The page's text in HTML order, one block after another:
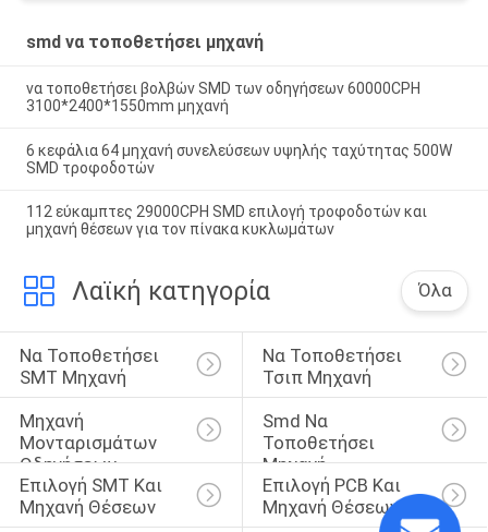
smd να τοποθετήσει μηχανή
να τοποθετήσει βολβών SMD των οδηγήσεων 60000CPH
3100*2400*1550mm μηχανή
6 κεφάλια 64 μηχανή συνελεύσεων υψηλής ταχύτητας 500W
SMD τροφοδοτών
112 εύκαμπτες 29000CPH SMD επιλογή τροφοδοτών και
μηχανή θέσεων για τον πίνακα κυκλωμάτων
Λαϊκή κατηγορία Όλα
Να Τοποθετήσει
SMT Μηχανή
Να Τοποθετήσει
Τσιπ Μηχανή
Μηχανή
Μονταρισμάτων
Οδηγήσεων
Smd Να
Τοποθετήσει
Μηχανή
Επιλογή SMT Και
Μηχανή Θέσεων
Επιλογή PCB Και
Μηχανή Θέσεων